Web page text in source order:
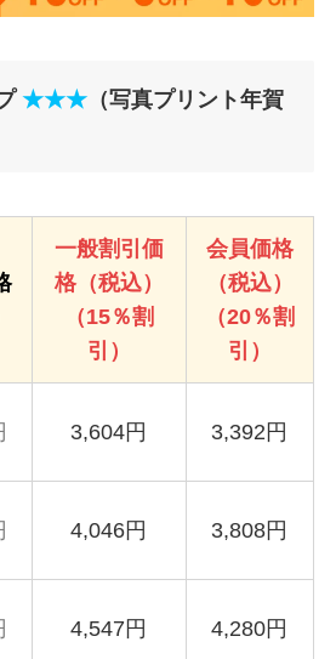
★★★ （写真プリント年賀
一般割引価
格（税込）
（15％割
引）
会員価格
（税込）
（20％割
引）
3,604円 3,392円
4,046円 3,808円
4,547円 4,280円